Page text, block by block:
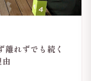
れずでも続く